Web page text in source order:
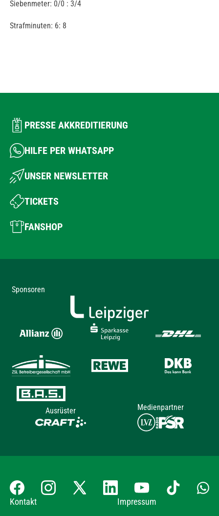
Siebenmeter: 0/0 : 3/4
Strafminuten: 6: 8
PRESSE AKKREDITIERUNG
HILFE PER WHATSAPP
UNSER NEWSLETTER
TICKETS
FANSHOP
Sponsoren
Ausrüster Medienpartner
Kontakt Impressum